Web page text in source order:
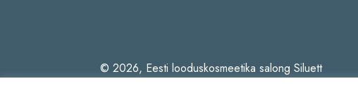
© 2026, Eesti looduskosmeetika salong Siluett